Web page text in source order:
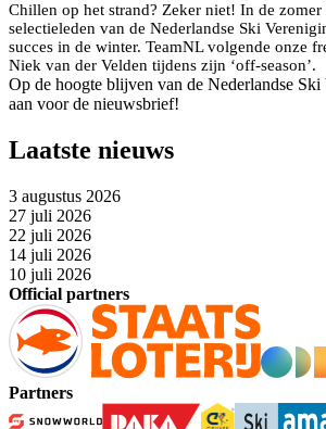
Chillen op het strand? Zeker niet! In de zomer
selectieleden van de Nederlandse Ski
succes in de winter. TeamNL volgende onze
Niek van der Velden tijdens zijn ‘off-season’.
Op de hoogte blijven van de Nederlandse
aan voor de nieuwsbrief!
Laatste nieuws
3 augustus 2026
27 juli 2026
22 juli 2026
14 juli 2026
10 juli 2026
Official partners
Partners